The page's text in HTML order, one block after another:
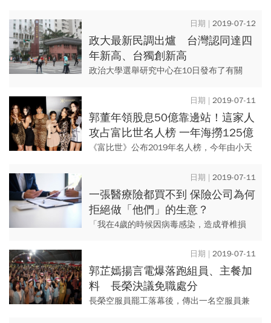
是有限制的，要是帶太多回國，恐怕是會被
銷毀的。
2019-07-12
政大最新民調出爐 台灣認同達四
年新高、台獨創新高
政治大學選舉研究中心在10日發布了有關
例連續下降4年後，今年終於再度回升，且回
到了56.9%。
2019-07-11
郭董年領股息50億靠邊站！這家人
攻占富比世名人榜 一年海撈125億
《富比世》公布2019年名人榜，今年由小天
人注目的是，有一家人攻占名人榜第2、3與
26名...
2019-07-11
一張醫療險都買不到 保險公司為何
拒絕做「他們」的生意？
「我在4歲的時候因病毒感染，造成脊椎損
還可以，且保險業者風險意識還沒那麼高，
我家人幫我投保了癌症險、壽...
2019-07-11
郭芷嫣揚言電爆落跑組員、主餐加
料 長榮決議免職處分
長榮空服員罷工落幕後，傳出一名空服員兼